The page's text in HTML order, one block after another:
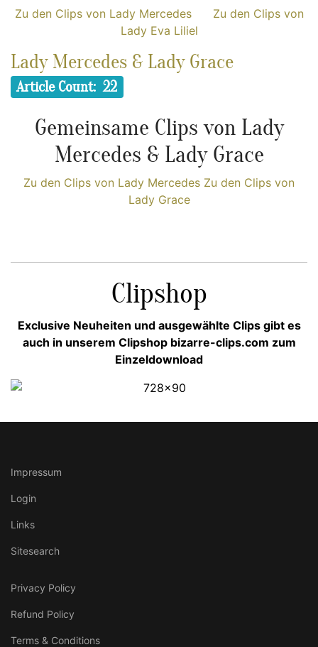
Zu den Clips von Lady Mercedes Zu den Clips von
Lady Eva Liliel
Lady Mercedes & Lady Grace
Article Count: 22
Gemeinsame Clips von Lady
Mercedes & Lady Grace
Zu den Clips von Lady Mercedes Zu den Clips von
Lady Grace
Clipshop
Exclusive Neuheiten und ausgewählte Clips gibt es
auch in unserem Clipshop bizarre-clips.com zum
Einzeldownload
Impressum
Login
Links
Sitesearch
Privacy Policy
Refund Policy
Terms & Conditions